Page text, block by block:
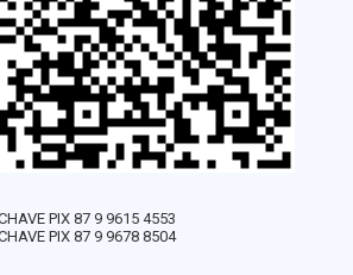
PIX 87 9 9615 4553
PIX 87 9 9678 8504